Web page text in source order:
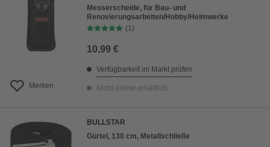
Merken
Messerscheide, für Bau- und
Renovierungsarbeiten/Hobby/Heimwerke
(1)
10,99 €
Verfügbarkeit im Markt prüfen
Nicht online erhältlich
BULLSTAR
Gürtel, 130 cm, Metallschließe